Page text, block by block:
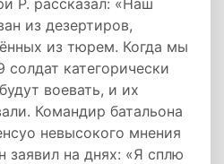
P. рассказал: «Наш
из дезертиров,
из тюрем. Когда мы
солдат категорически
воевать, и их
Командир батальона
невысокого мнения
заявил на днях: «Я сплю